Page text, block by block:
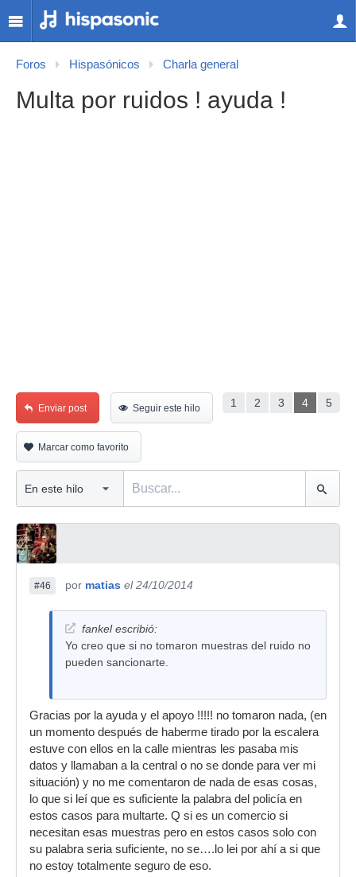
Foros Hispasónicos Charla general
Multa por ruidos ! ayuda !
1 2 3 4 5
Enviar post Seguir este hilo
Marcar como favorito
#46 por matias el 24/10/2014
fankel escribió:
Yo creo que si no tomaron muestras del ruido no
pueden sancionarte.
Gracias por la ayuda y el apoyo !!!!! no tomaron nada, (en
un momento después de haberme tirado por la escalera
estuve con ellos en la calle mientras les pasaba mis
datos y llamaban a la central o no se donde para ver mi
situación) y no me comentaron de nada de esas cosas,
lo que si leí que es suficiente la palabra del policía en
estos casos para multarte. Q si es un comercio si
necesitan esas muestras pero en estos casos solo con
su palabra seria suficiente, no se….lo lei por ahí a si que
no estoy totalmente seguro de eso.